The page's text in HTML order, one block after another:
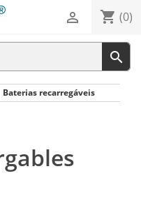
shopping_cart (0)


Baterias recarregáveis